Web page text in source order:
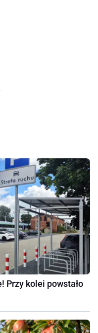
Przy kolei powstało